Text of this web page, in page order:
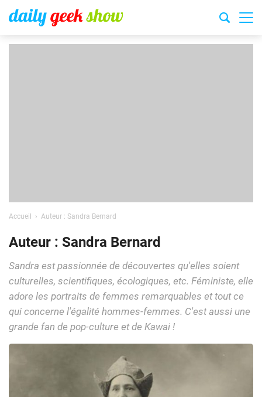
Accueil Auteur : Sandra Bernard
Auteur : Sandra Bernard
Sandra est passionnée de découvertes qu'elles soient
culturelles, scientifiques, écologiques, etc. Féministe, elle
adore les portraits de femmes remarquables et tout ce
qui concerne l'égalité hommes-femmes. C'est aussi une
grande fan de pop-culture et de Kawai !